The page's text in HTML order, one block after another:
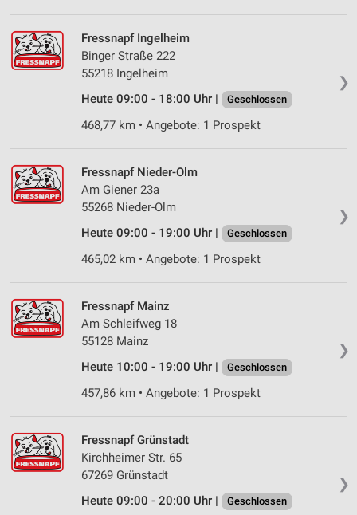
❯
Fressnapf Ingelheim
Binger Straße 222
55218 Ingelheim
Heute 09:00 - 18:00 Uhr |
Geschlossen
468,77 km • Angebote: 1 Prospekt
❯
Fressnapf Nieder-Olm
Am Giener 23a
55268 Nieder-Olm
Heute 09:00 - 19:00 Uhr |
Geschlossen
465,02 km • Angebote: 1 Prospekt
❯
Fressnapf Mainz
Am Schleifweg 18
55128 Mainz
Heute 10:00 - 19:00 Uhr |
Geschlossen
457,86 km • Angebote: 1 Prospekt
❯
Fressnapf Grünstadt
Kirchheimer Str. 65
67269 Grünstadt
Heute 09:00 - 20:00 Uhr |
Geschlossen